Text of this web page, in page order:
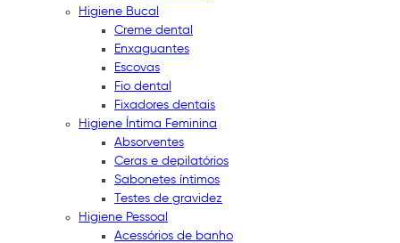
Higiene Bucal
Creme dental
Enxaguantes
Escovas
Fio dental
Fixadores dentais
Higiene Íntima Feminina
Absorventes
Ceras e depilatórios
Sabonetes íntimos
Testes de gravidez
Higiene Pessoal
Acessórios de banho